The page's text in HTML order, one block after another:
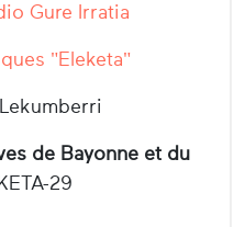
Gure Irratia
"Eleketa"
de Bayonne et du
29